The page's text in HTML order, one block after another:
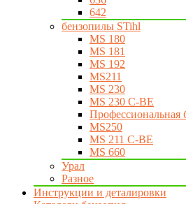
642
бензопилы STihl
MS 180
MS 181
MS 192
MS211
MS 230
MS 230 C-BE
MS250
MS 211 C-BE
MS 660
Урал
Разное
Инструкции и деталировки